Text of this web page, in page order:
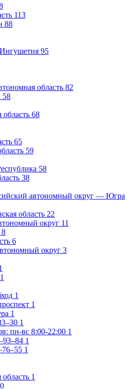
113
88
95
область 82
58
область 68
65
59
58
38
автономный округ — Югра
область 22
округ 11
8
6
округ 3
1
1
1
1
1
пн-вс 8:00-22:00 1
1
1
1
0